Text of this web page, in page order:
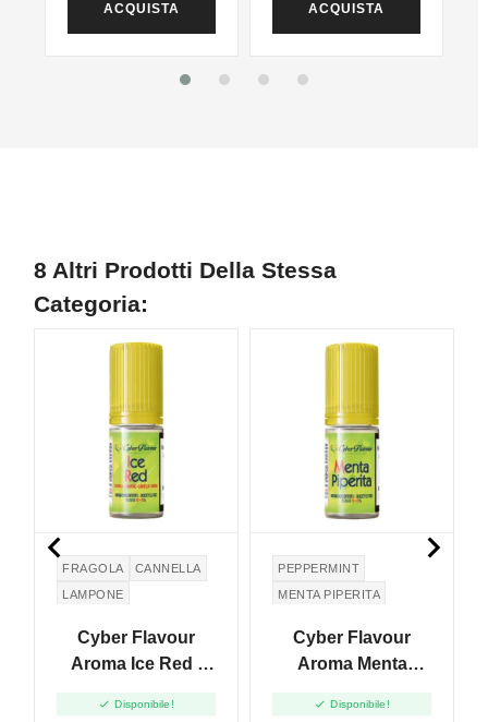
ACQUISTA ACQUISTA
8 Altri Prodotti Della Stessa
Categoria:
FRAGOLA
CANNELLA
LAMPONE
Cyber Flavour
Aroma Ice Red -
 Disponibile!
PEPPERMINT
MENTA PIPERITA
Cyber Flavour
Aroma Menta
 Disponibile!
 